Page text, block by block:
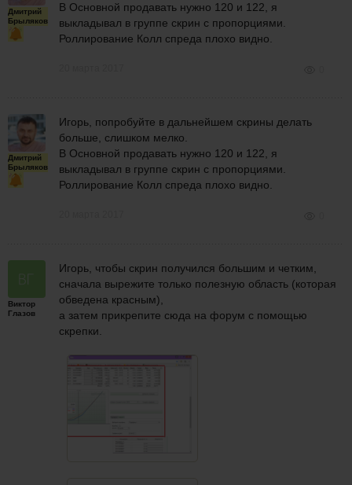
Дмитрий
Брыляков
В Основной продавать нужно 120 и 122, я
выкладывал в группе скрин с пропорциями.
Роллирование Колл спреда плохо видно.
Дмитрий
Брыляков
Игорь, попробуйте в дальнейшем скрины делать
больше, слишком мелко.
В Основной продавать нужно 120 и 122, я
выкладывал в группе скрин с пропорциями.
Роллирование Колл спреда плохо видно.
Виктор
Глазов
Игорь, чтобы скрин получился большим и четким,
сначала вырежите только полезную область (которая
обведена красным),
а затем прикрепите сюда на форум с помощью
скрепки.